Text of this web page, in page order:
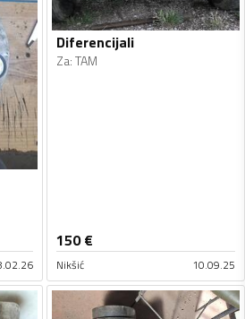
Diferencijali
Za:TAM
150€
Nikšić 10.09.25